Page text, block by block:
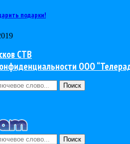
подарки!
СТВ
ООО
Поиск
Поиск